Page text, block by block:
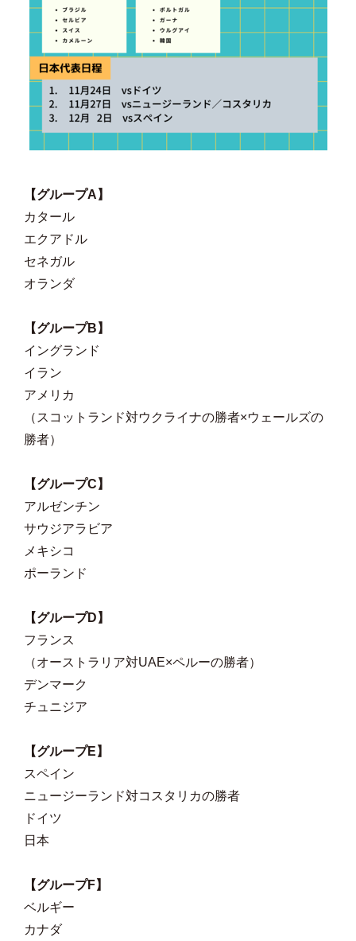
【グループA】
カタール
エクアドル
セネガル
オランダ
【グループB】
イングランド
イラン
アメリカ
（スコットランド対ウクライナの勝者×ウェールズの
勝者）
【グループC】
アルゼンチン
サウジアラビア
メキシコ
ポーランド
【グループD】
フランス
（オーストラリア対UAE×ペルーの勝者）
デンマーク
チュニジア
【グループE】
スペイン
ニュージーランド対コスタリカの勝者
ドイツ
日本
【グループF】
ベルギー
カナダ